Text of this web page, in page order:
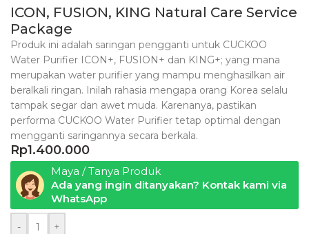
ICON, FUSION, KING Natural Care Service
Package
Produk ini adalah saringan pengganti untuk CUCKOO
Water Purifier ICON+, FUSION+ dan KING+; yang mana
merupakan water purifier yang mampu menghasilkan air
beralkali ringan. Inilah rahasia mengapa orang Korea selalu
tampak segar dan awet muda. Karenanya, pastikan
performa CUCKOO Water Purifier tetap optimal dengan
mengganti saringannya secara berkala.
Rp1.400.000
Maya / Tanya Produk
Ada yang ingin ditanyakan? Kontak kami via
WhatsApp
- +